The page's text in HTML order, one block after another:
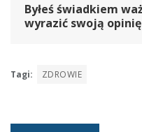
Byłeś świadkiem
wyrazić swoją
Tagi: ZDROWIE